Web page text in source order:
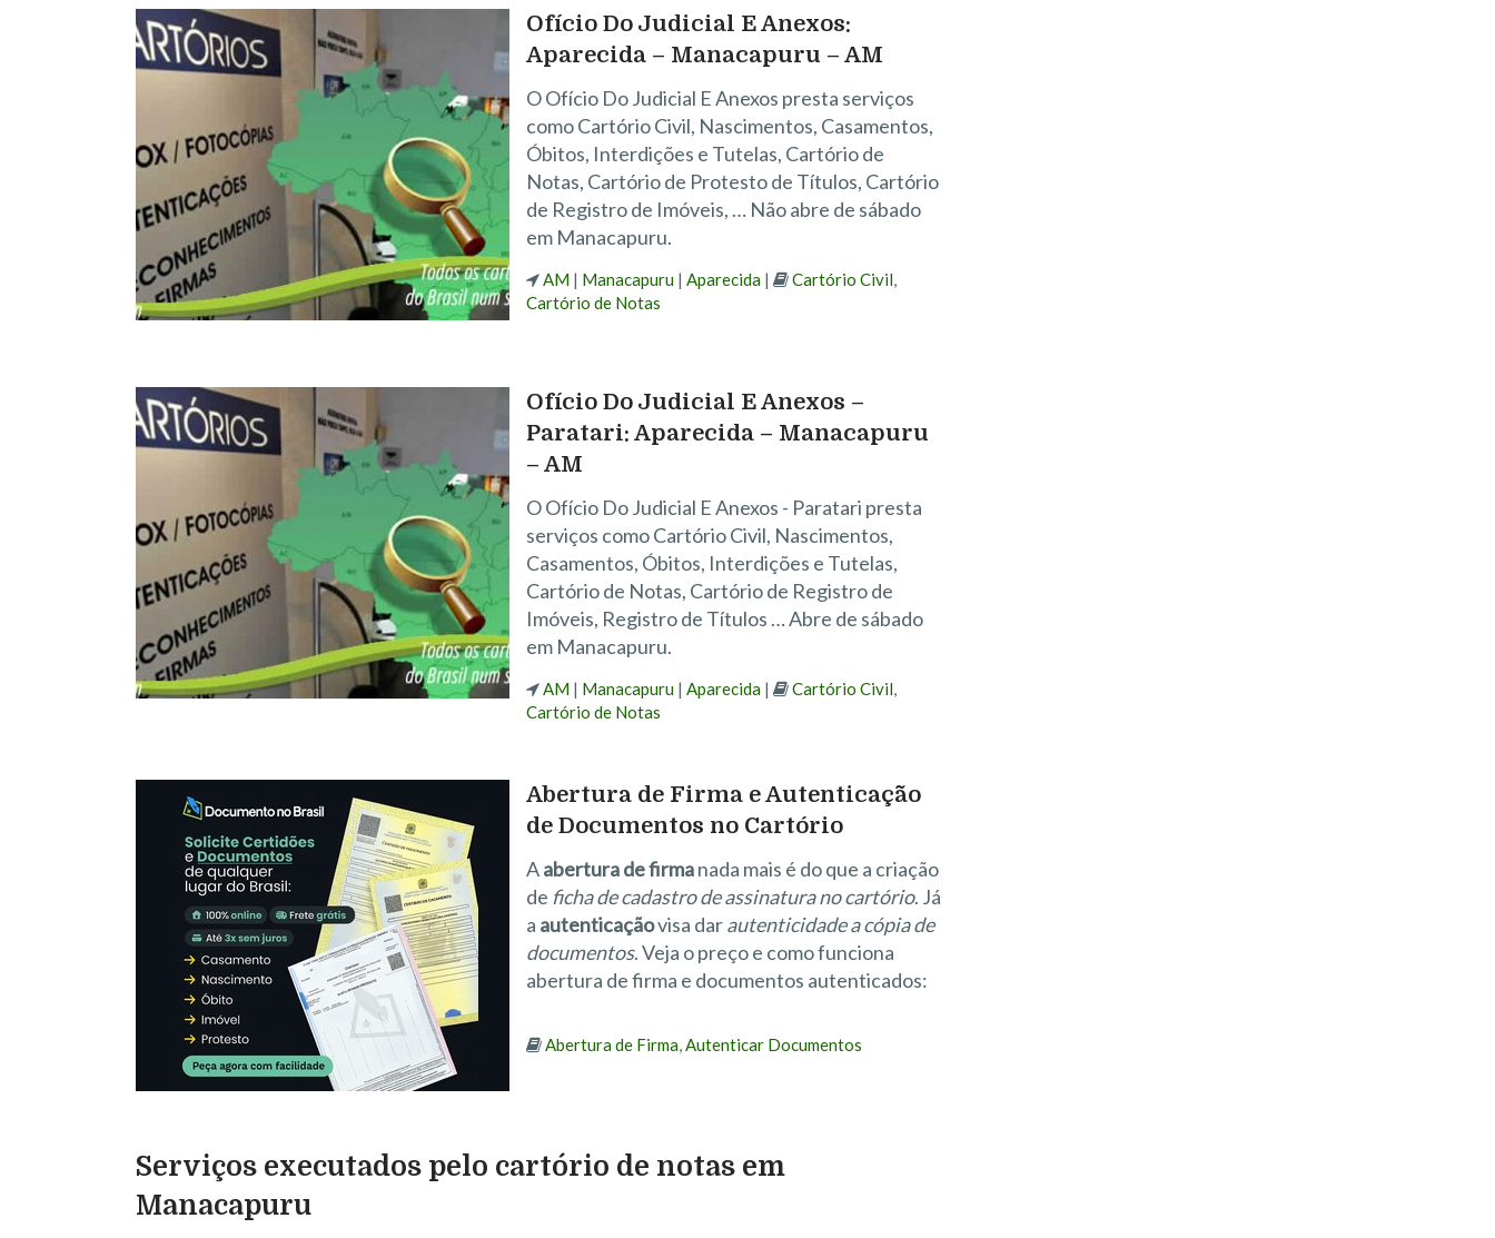
Ofício Do Judicial E Anexos:
Aparecida – Manacapuru – AM
O Ofício Do Judicial E Anexos presta serviços
como Cartório Civil, Nascimentos, Casamentos,
Óbitos, Interdições e Tutelas, Cartório de
Notas, Cartório de Protesto de Títulos, Cartório
de Registro de Imóveis, … Não abre de sábado
em Manacapuru.
AM | Manacapuru | Aparecida | Cartório Civil,
Cartório de Notas
Ofício Do Judicial E Anexos –
Paratari: Aparecida – Manacapuru
– AM
O Ofício Do Judicial E Anexos - Paratari presta
serviços como Cartório Civil, Nascimentos,
Casamentos, Óbitos, Interdições e Tutelas,
Cartório de Notas, Cartório de Registro de
Imóveis, Registro de Títulos … Abre de sábado
em Manacapuru.
AM | Manacapuru | Aparecida | Cartório Civil,
Cartório de Notas
Abertura de Firma e Autenticação
de Documentos no Cartório
Aabertura de firmanada mais é do que a criação
de ficha de cadastro de assinatura no cartório. Já
a autenticaçãovisa darautenticidade a cópia de
documentos. Veja o preço e como funciona
abertura de firma e documentos autenticados:
Abertura de Firma,Autenticar Documentos
Serviços executados pelo cartório de notas em
Manacapuru